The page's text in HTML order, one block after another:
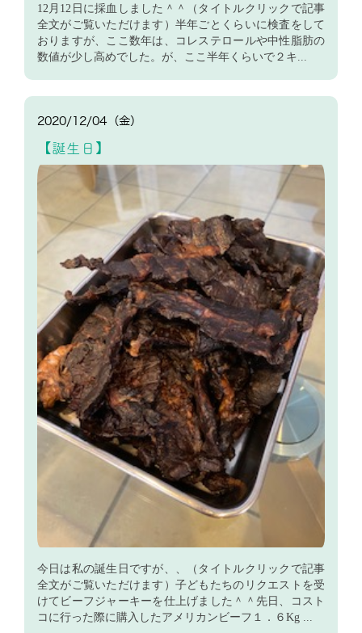
12月12日に採血しました＾＾（タイトルクリックで記事
全文がご覧いただけます）半年ごとくらいに検査をして
おりますが、ここ数年は、コレステロールや中性脂肪の
数値が少し高めでした。が、ここ半年くらいで２キ...
2020/12/04（金）
【誕生日】
今日は私の誕生日ですが、、（タイトルクリックで記事
全文がご覧いただけます）子どもたちのリクエストを受
けてビーフジャーキーを仕上げました＾＾先日、コスト
コに行った際に購入したアメリカンビーフ１．６Kg ...